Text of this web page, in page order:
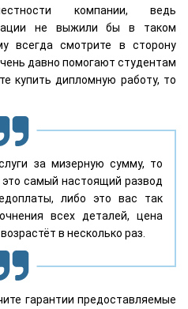
компании, ведь
не выжили бы в таком
всегда смотрите в сторону
давно помогают студентам
купить дипломную работу, то
за мизерную сумму, то
самый настоящий развод
либо это вас так
всех деталей, цена
в несколько раз.
гарантии предоставляемые